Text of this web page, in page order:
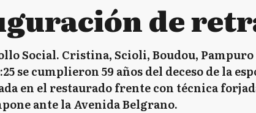
de
Social. Cristina, Scioli, Boudou,
se cumplieron 59 años del deceso de la
en el restaurado frente con técnica
ante la Avenida Belgrano.